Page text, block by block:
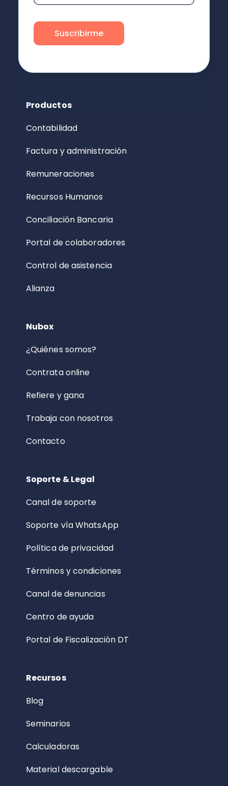
Productos
Contabilidad
Factura y administración
Remuneraciones
Recursos Humanos
Conciliación Bancaria
Portal de colaboradores
Control de asistencia
Alianza
Nubox
¿Quiénes somos?
Contrata online
Refiere y gana
Trabaja con nosotros
Contacto
Soporte & Legal
Canal de soporte
Soporte vía WhatsApp
Política de privacidad
Términos y condiciones
Canal de denuncias
Centro de ayuda
Portal de Fiscalización DT
Recursos
Blog
Seminarios
Calculadoras
Material descargable